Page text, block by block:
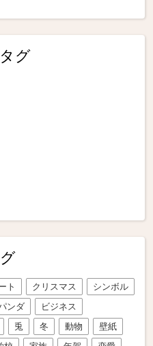
グ
ト クリスマス
シンボル
ンダ
ビジネス
兎 冬 動物
壁紙